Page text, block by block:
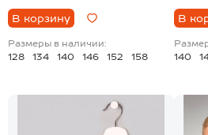
В корзину
Размеры в наличии:
128
134 140 146 152 158
В
140